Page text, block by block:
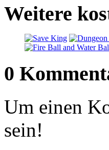
Weitere
0
Um einen
sein!